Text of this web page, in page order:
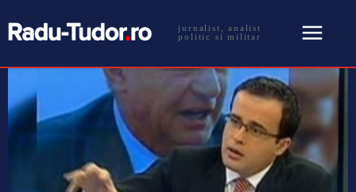
jurnalist, analist
politic si militar